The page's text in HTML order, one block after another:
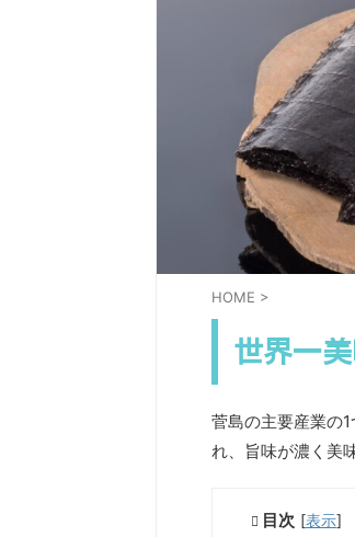
HOME >
世界一
菅島の主要産業の
れ、旨味が濃く美
目次 [表示]